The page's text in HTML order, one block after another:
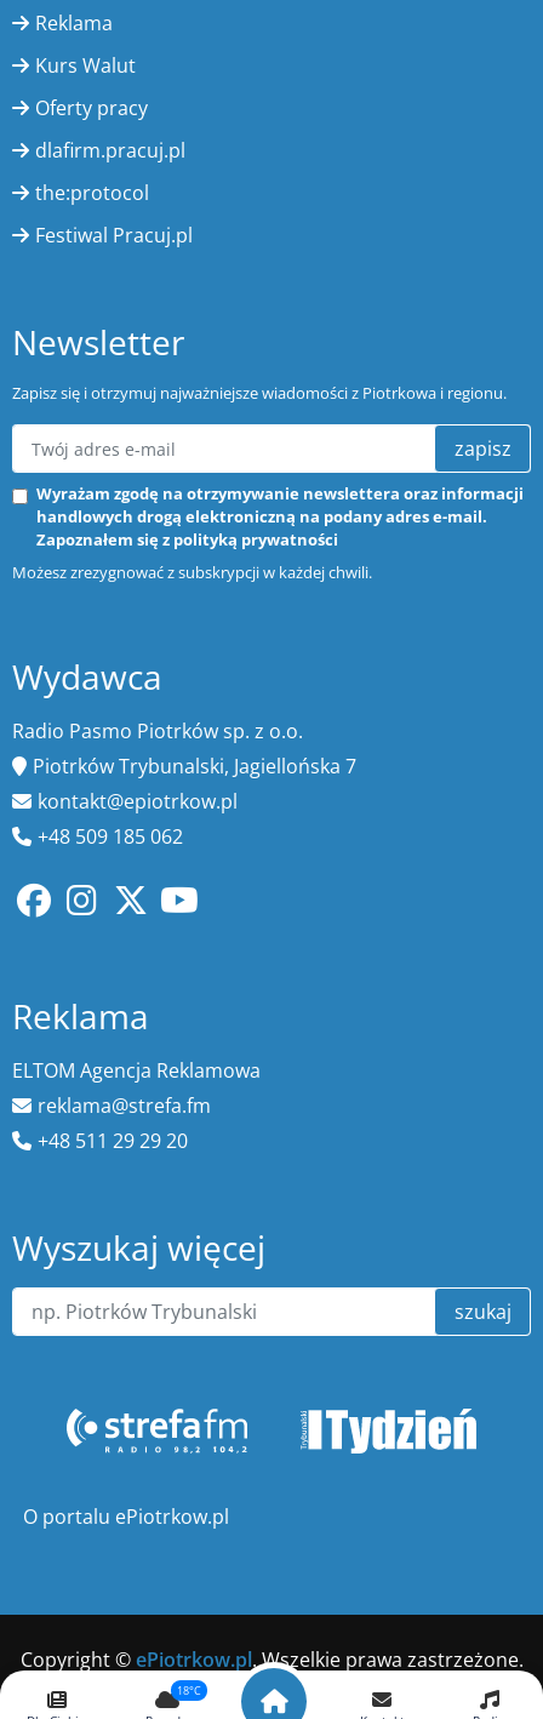
Reklama
Kurs Walut
Oferty pracy
dlafirm.pracuj.pl
the:protocol
Festiwal Pracuj.pl
Newsletter
Zapisz się i otrzymuj najważniejsze wiadomości z Piotrkowa i regionu.
zapisz
Wyrażam zgodę na otrzymywanie newslettera oraz informacji
handlowych drogą elektroniczną na podany adres e-mail.
Zapoznałem się z polityką prywatności
Możesz zrezygnować z subskrypcji w każdej chwili.
Wydawca
Radio Pasmo Piotrków sp. z o.o.
Piotrków Trybunalski, Jagiellońska 7
kontakt@epiotrkow.pl
+48 509 185 062
Reklama
ELTOM Agencja Reklamowa
reklama@strefa.fm
+48 511 29 29 20
Wyszukaj więcej
szukaj
O portalu ePiotrkow.pl
Copyright ©ePiotrkow.pl. Wszelkie prawa zastrzeżone.
Wykonanie xnc.pl
18°C